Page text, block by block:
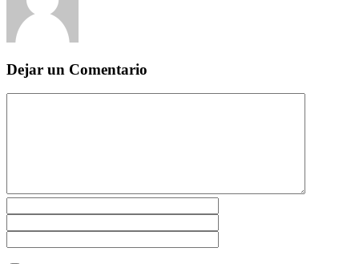
Dejar un Comentario